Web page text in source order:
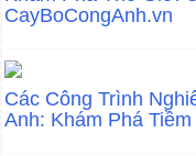
CayBoCongAnh.vn
Các Công Trình
Anh: Khám Phá